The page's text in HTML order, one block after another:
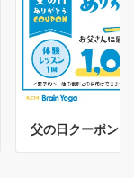
父の日クーポン